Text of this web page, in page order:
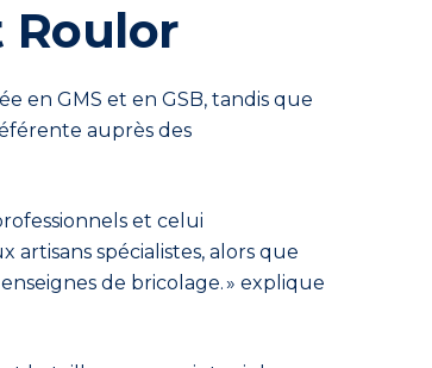
Roulor
en GMS et en GSB, tandis que
auprès des
et celui
spécialistes, alors que
de bricolage. » explique